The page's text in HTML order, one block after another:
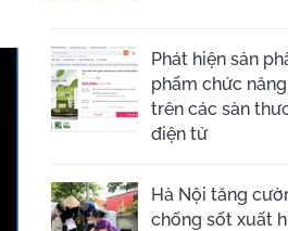
Phát hiện sản
phẩm chức
trên các sàn
điện tử
Hà Nội tăng
chống sốt xuất